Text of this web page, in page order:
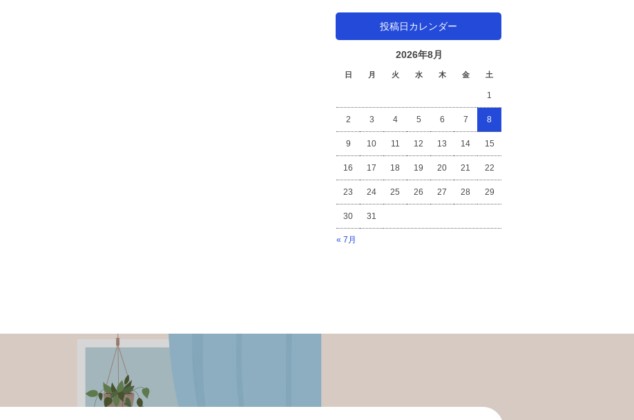
投稿日カレンダー
2026年8月
日 月 火 水 木 金 土
« 7月
1
2 3 4 5 6 7 8
9 10 11 12 13 14 15
16 17 18 19 20 21 22
23 24 25 26 27 28 29
30 31